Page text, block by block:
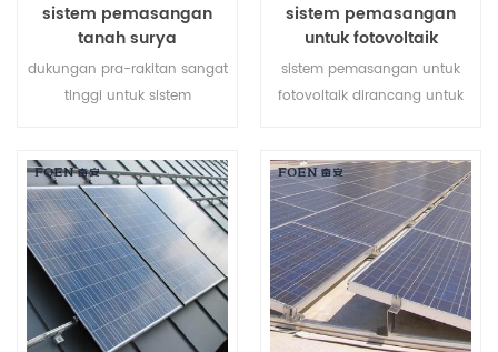
sistem pemasangan
tanah surya
dukungan pra-rakitan sangat
tinggi untuk sistem
biaya tenaga kerja Anda dan
mempersingkat waktu
pemasangan.
sistem pemasangan
untuk fotovoltaik
sistem pemasangan untuk
fotovoltaik dirancang untuk
mudah, catu daya besar,
stabil dan begitu seterusnya.